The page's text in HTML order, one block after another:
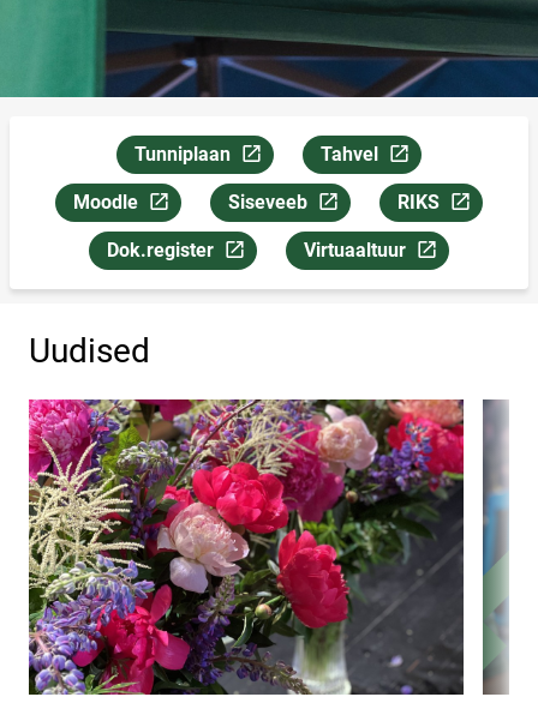
Tunniplaan
Link avaneb uuel leheküljel
Tahvel
Link avaneb uuel
Moodle
Link avaneb uuel leheküljel
Siseveeb
Link avaneb uuel leheküljel
RIKS
Link avaneb
Dok.register
Link avaneb uuel leheküljelVirtuaaltuur
Link avaneb uuel leheküljel
Uudised